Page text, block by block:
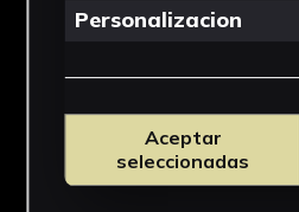
Personalizacion
Aceptar
seleccionadas